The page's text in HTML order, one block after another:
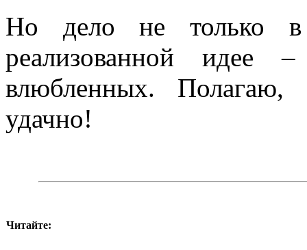
Но дело не только в
реализованной идее
влюбленных. Полагаю,
удачно!
Читайте: